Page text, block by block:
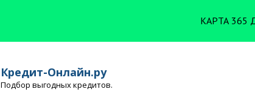
Кредит-Онлайн.ру
Подбор выгодных кредитов.
КАРТА 365